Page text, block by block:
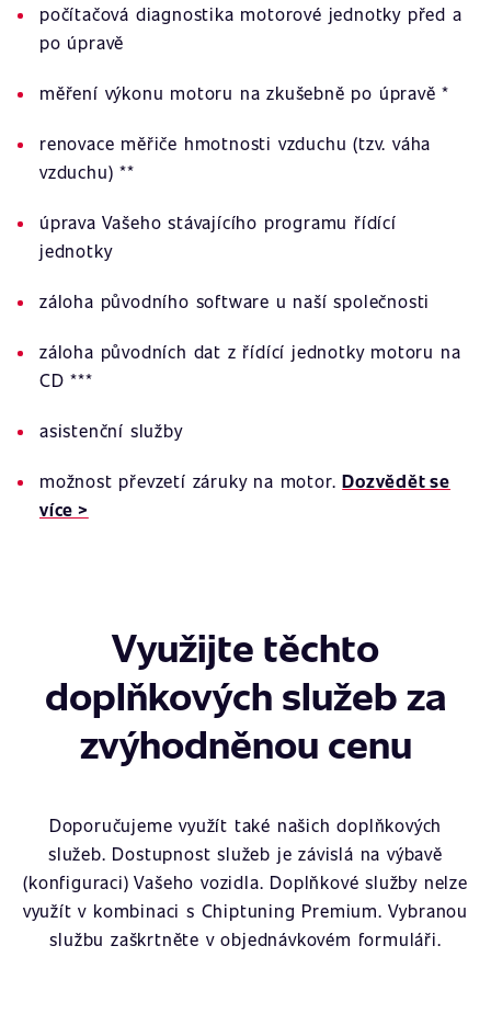
počítačová diagnostika motorové jednotky před a
po úpravě
měření výkonu motoru na zkušebně po úpravě *
renovace měřiče hmotnosti vzduchu (tzv. váha
vzduchu) **
úprava Vašeho stávajícího programu řídící
jednotky
záloha původního software u naší společnosti
záloha původních dat z řídící jednotky motoru na
CD ***
asistenční služby
možnost převzetí záruky na motor.Dozvědět se
více >
Využijte těchto
doplňkových služeb za
zvýhodněnou cenu
Doporučujeme využít také našich doplňkových
služeb. Dostupnost služeb je závislá na výbavě
(konfiguraci) Vašeho vozidla. Doplňkové služby nelze
využít v kombinaci s Chiptuning Premium. Vybranou
službu zaškrtněte v objednávkovém formuláři.